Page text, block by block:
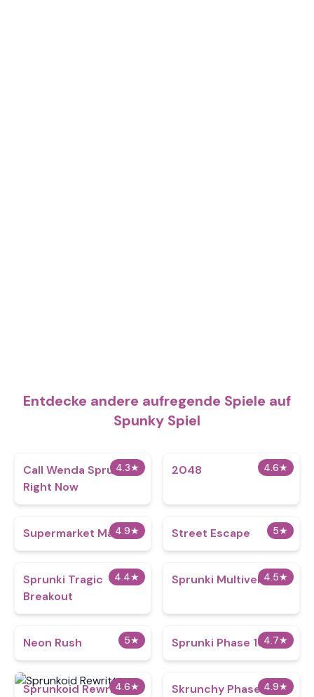
Entdecke andere aufregende Spiele auf
Spunky Spiel
4.3★
Call Wenda Sprunki
Right Now
4.6★
2048
4.9★
Supermarket Master 5★
Street Escape
4.4★
Sprunki Tragic
Breakout
4.5★
Sprunki Multiverse
5★
Neon Rush 4.7★
Sprunki Phase 16
4.6★
Sprunkoid Rewritten 4.9★
Skrunchy Phase 3